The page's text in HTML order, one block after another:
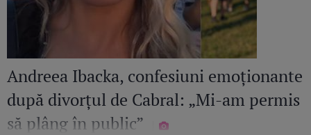
Andreea Ibacka, confesiuni emoționante
după divorțul de Cabral: „Mi-am permis
să plâng în public”